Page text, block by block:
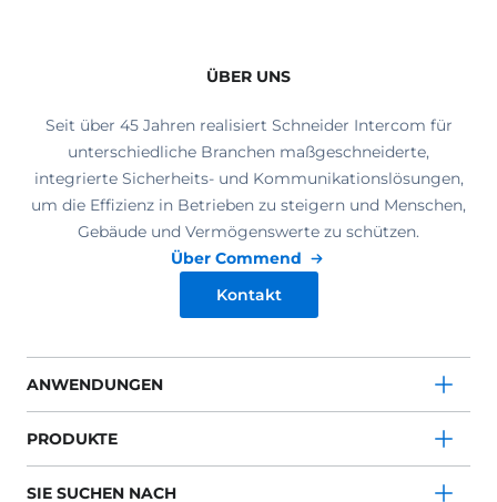
ÜBER UNS
Seit über 45 Jahren realisiert Schneider Intercom für
unterschiedliche Branchen maßgeschneiderte,
integrierte Sicherheits- und Kommunikationslösungen,
um die Effizienz in Betrieben zu steigern und Menschen,
Gebäude und Vermögenswerte zu schützen.
Über Commend
Kontakt
ANWENDUNGEN
PRODUKTE
SIE SUCHEN NACH